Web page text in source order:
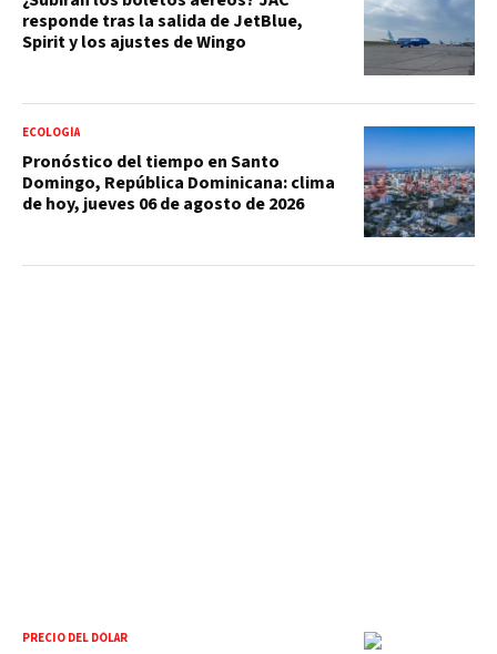
responde tras la salida de JetBlue,
Spirit y los ajustes de Wingo
ECOLOGÍA
Pronóstico del tiempo en Santo
Domingo, República Dominicana: clima
de hoy, jueves 06 de agosto de 2026
PRECIO DEL DÓLAR